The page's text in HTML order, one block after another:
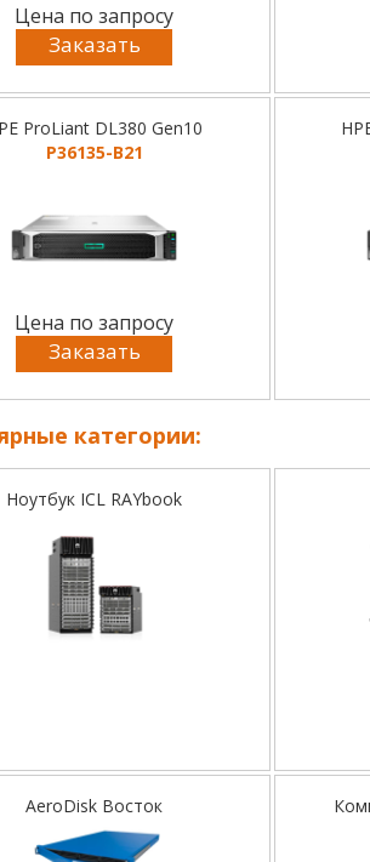
Цена по запросу
Заказать
ProLiant DL380 Gen10
P36135-B21
Цена по запросу
Заказать
категории:
Ноутбук ICL RAYbook
AeroDisk Восток